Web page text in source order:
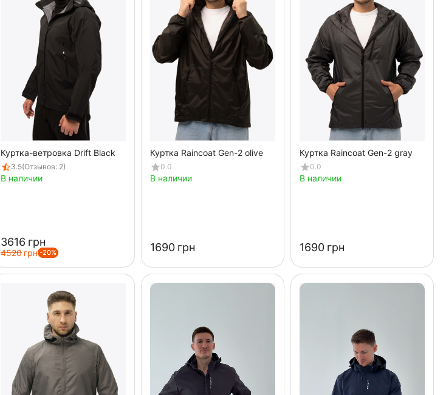
Куртка-ветровка Drift Black
3.5(Отзывов: 2)
В наличии
‍3616‍ грн
‍4520‍ грн -20%
Куртка Raincoat Gen-2 olive
0.0
В наличии
‍1690‍ грн
Куртка Raincoat Gen-2 gray
0.0
В наличии
‍1690‍ грн